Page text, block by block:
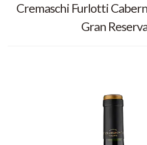
Cremaschi Furlotti
Gran